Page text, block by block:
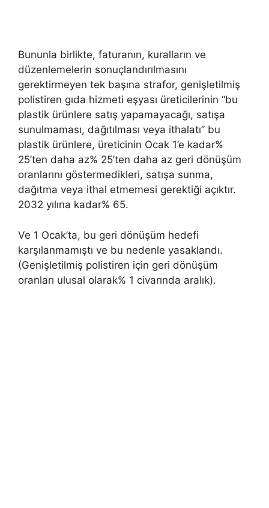
Bununla birlikte, faturanın, kuralların ve
düzenlemelerin sonuçlandırılmasını
gerektirmeyen tek başına strafor, genişletilmiş
polistiren gıda hizmeti eşyası üreticilerinin “bu
plastik ürünlere satış yapamayacağı, satışa
sunulmaması, dağıtılması veya ithalatı” bu
plastik ürünlere, üreticinin Ocak 1’e kadar%
25’ten daha az% 25’ten daha az geri dönüşüm
oranlarını göstermedikleri, satışa sunma,
dağıtma veya ithal etmemesi gerektiği açıktır.
2032 yılına kadar% 65.
Ve 1 Ocak’ta, bu geri dönüşüm hedefi
karşılanmamıştı ve bu nedenle yasaklandı.
(Genişletilmiş polistiren için geri dönüşüm
oranları ulusal olarak% 1 civarında aralık).